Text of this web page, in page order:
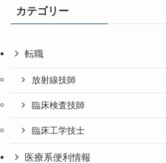
カテゴリー
転職
放射線技師
臨床検査技師
臨床工学技士
医療系便利情報